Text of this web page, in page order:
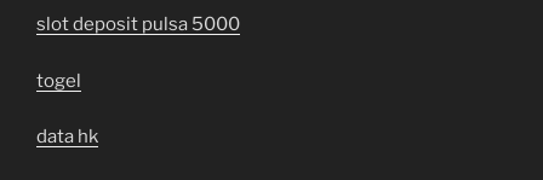
slot deposit pulsa 5000
togel
data hk